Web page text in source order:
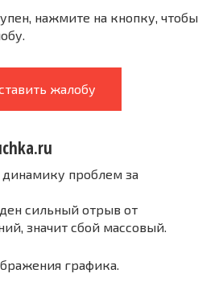
нажмите на кнопку, чтобы
жалобу
проблем за
сильный отрыв от
значит сбой массовый.
графика.